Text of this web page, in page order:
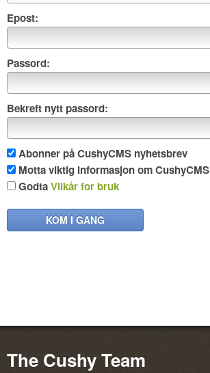
Epost:
Passord:
Bekreft nytt passord:
Abonner på CushyCMS nyhetsbrev
Motta viktig informasjon om
GodtaVilkår for bruk
KOM I GANG
The Cushy Team